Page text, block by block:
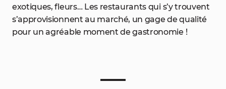
exotiques, fleurs… Les restaurants qui s’y trouvent
s’approvisionnent au marché, un gage de qualité
pour un agréable moment de gastronomie !